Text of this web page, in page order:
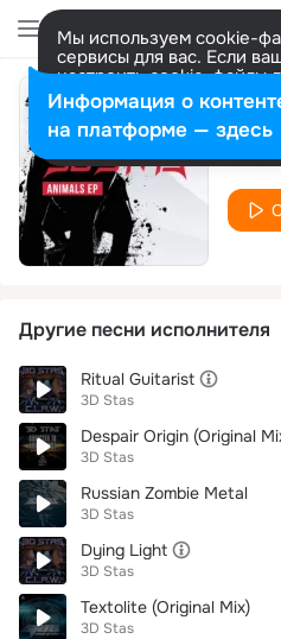
Мы используем cookie-
сервисы для вас. Если
настроить cookie-файлы
представитель. Больше
Разрешить все Cat
3D
Другие песни исполнителя
Ritual Guitarist
3D Stas
Despair Origin (Original
3D Stas
Russian Zombie Metal
3D Stas
Dying Light
3D Stas
Textolite (Original Mix)
3D Stas
Информация о
на платформе — здесь